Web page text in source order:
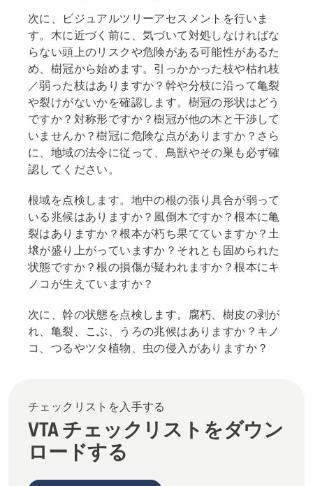
次に、ビジュアルツリーアセスメントを行いま
す。木に近づく前に、気づいて対処しなければな
らない頭上のリスクや危険がある可能性があるた
め、樹冠から始めます。引っかかった枝や枯れ枝
／弱った枝はありますか？幹や分枝に沿って亀裂
や裂けがないかを確認します。樹冠の形状はどう
ですか？対称形ですか？樹冠が他の木と干渉して
いませんか？樹冠に危険な点がありますか？さら
に、地域の法令に従って、鳥獣やその巣も必ず確
認してください。
根域を点検します。地中の根の張り具合が弱って
いる兆候はありますか？風倒木ですか？根本に亀
裂はありますか？根本が朽ち果てていますか？土
壌が盛り上がっていますか？それとも固められた
状態ですか？根の損傷が疑われますか？根本にキ
ノコが生えていますか？
次に、幹の状態を点検します。腐朽、樹皮の剥が
れ、亀裂、こぶ、うろの兆候はありますか？キノ
コ、つるやツタ植物、虫の侵入がありますか？
チェックリストを入手する
VTA チェックリストをダウン
ロードする